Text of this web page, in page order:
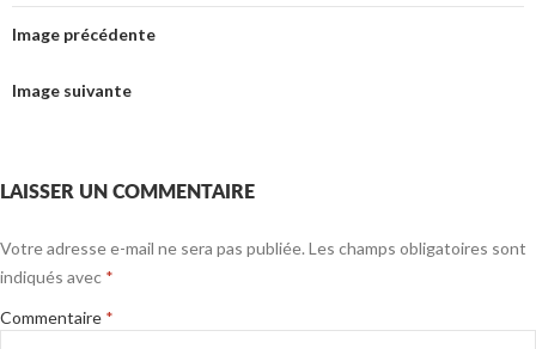
Image précédente
Image suivante
LAISSER UN COMMENTAIRE
Votre adresse e-mail ne sera pas publiée. Les champs obligatoires sont
indiqués avec *
Commentaire *